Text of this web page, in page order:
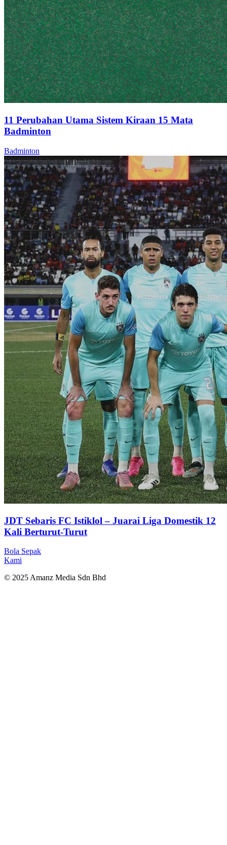
11 Perubahan Utama Sistem Kiraan 15 Mata
Badminton
Badminton
JDT Sebaris FC Istiklol – Juarai Liga Domestik 12
Kali Berturut-Turut
Bola Sepak
Kami
© 2025 Amanz Media Sdn Bhd